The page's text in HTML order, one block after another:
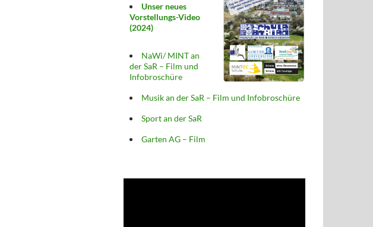
Unser neues
Vorstellungs-Video
(2024)
NaWi/ MINT an
der SaR – Film und
Infobroschüre
Musik an der SaR – Film und Infobroschüre
Sport an der SaR
Garten AG – Film